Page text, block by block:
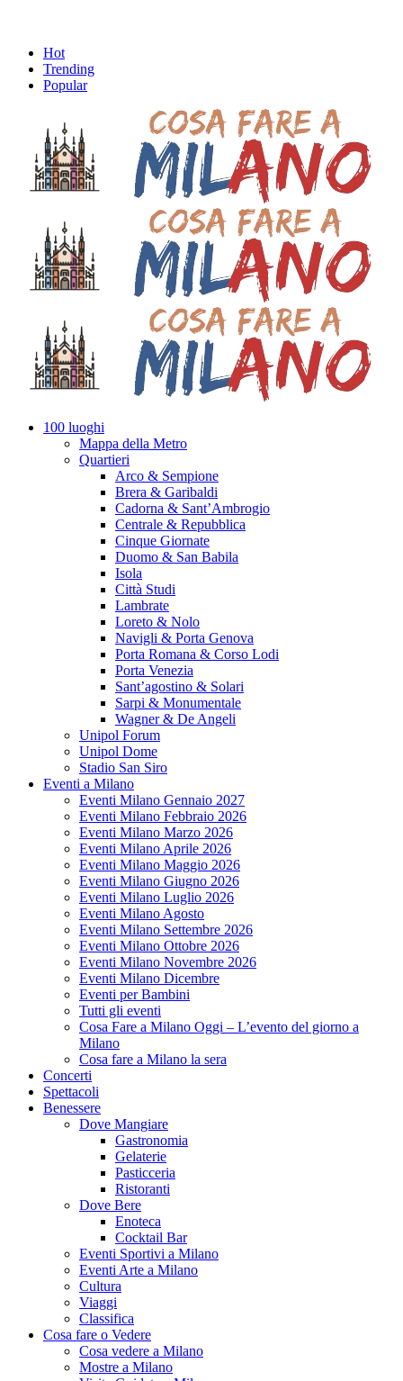
Hot
Trending
Popular
100 luoghi
Mappa della Metro
Quartieri
Arco & Sempione
Brera & Garibaldi
Cadorna & Sant’Ambrogio
Centrale & Repubblica
Cinque Giornate
Duomo & San Babila
Isola
Città Studi
Lambrate
Loreto & Nolo
Navigli & Porta Genova
Porta Romana & Corso Lodi
Porta Venezia
Sant’agostino & Solari
Sarpi & Monumentale
Wagner & De Angeli
Unipol Forum
Unipol Dome
Stadio San Siro
Eventi a Milano
Eventi Milano Gennaio 2027
Eventi Milano Febbraio 2026
Eventi Milano Marzo 2026
Eventi Milano Aprile 2026
Eventi Milano Maggio 2026
Eventi Milano Giugno 2026
Eventi Milano Luglio 2026
Eventi Milano Agosto
Eventi Milano Settembre 2026
Eventi Milano Ottobre 2026
Eventi Milano Novembre 2026
Eventi Milano Dicembre
Eventi per Bambini
Tutti gli eventi
Cosa Fare a Milano Oggi – L’evento del giorno a
Milano
Cosa fare a Milano la sera
Concerti
Spettacoli
Benessere
Dove Mangiare
Gastronomia
Gelaterie
Pasticceria
Ristoranti
Dove Bere
Enoteca
Cocktail Bar
Eventi Sportivi a Milano
Eventi Arte a Milano
Cultura
Viaggi
Classifica
Cosa fare o Vedere
Cosa vedere a Milano
Mostre a Milano